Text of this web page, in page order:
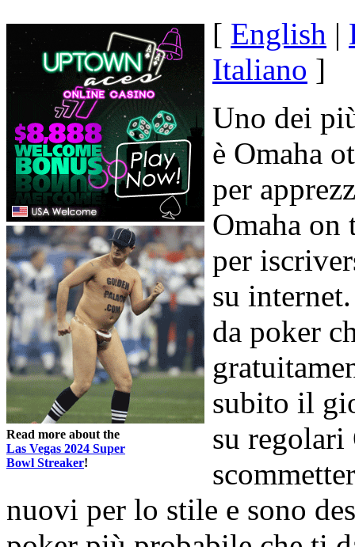
Read more about the
Las Vegas 2024 Super
Bowl Streaker!
[ English |
Italiano ]
Uno dei
è Omaha
per
Omaha on
per
su
da poker
subito il
su regolari
nuovi per lo stile e sono